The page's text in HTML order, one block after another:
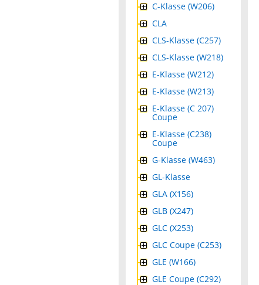
C-Klasse (W206)
CLA
CLS-Klasse (C257)
CLS-Klasse (W218)
E-Klasse (W212)
E-Klasse (W213)
E-Klasse (C 207)
Coupe
E-Klasse (C238)
Coupe
G-Klasse (W463)
GL-Klasse
GLA (X156)
GLB (X247)
GLC (X253)
GLC Coupe (C253)
GLE (W166)
GLE Coupe (C292)